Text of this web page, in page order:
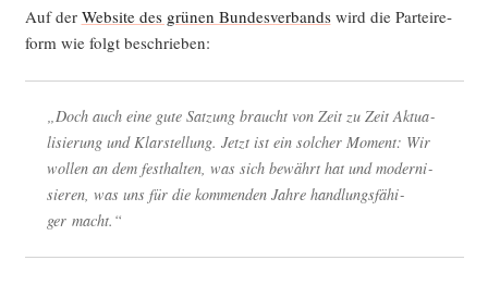
Auf der Web­site des grü­nen Bun­des­ver­bandswird die Par­tei­re­
form wie folgt beschrieben:
„Doch auch eine gute Sat­zung braucht von Zeit zu Zeit Aktua­
li­sie­rung und Klar­stel­lung. Jetzt ist ein sol­cher Moment: Wir
wol­len an dem fest­hal­ten, was sich bewährt hat und moder­ni­
sie­ren, was uns für die kom­men­den Jah­re hand­lungs­fä­hi­
ger macht.“